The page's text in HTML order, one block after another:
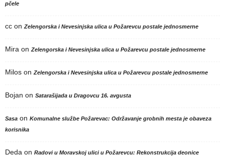
pčele
cc on Zelengorska i Nevesinjska ulica u Požarevcu postale jednosmerne
Mira on Zelengorska i Nevesinjska ulica u Požarevcu postale jednosmerne
Milos on Zelengorska i Nevesinjska ulica u Požarevcu postale jednosmerne
Bojan on Satarašijada u Dragovcu 16. avgusta
Sasa on Komunalne službe Požarevac: Održavanje grobnih mesta je obaveza
korisnika
Deda on Radovi u Moravskoj ulici u Požarevcu: Rekonstrukcija deonice